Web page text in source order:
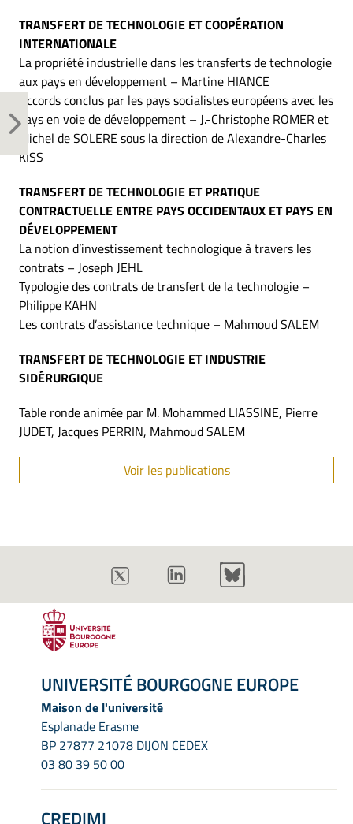
TRANSFERT DE TECHNOLOGIE ET COOPÉRATION
INTERNATIONALE
La propriété industrielle dans les transferts de technologie
aux pays en développement – Martine HIANCE
Accords conclus par les pays socialistes européens avec les
pays en voie de développement – J.-Christophe ROMER et
Michel de SOLERE sous la direction de Alexandre-Charles
KISS
TRANSFERT DE TECHNOLOGIE ET PRATIQUE
CONTRACTUELLE ENTRE PAYS OCCIDENTAUX ET PAYS EN
DÉVELOPPEMENT
La notion d’investissement technologique à travers les
contrats – Joseph JEHL
Typologie des contrats de transfert de la technologie –
Philippe KAHN
Les contrats d’assistance technique – Mahmoud SALEM
TRANSFERT DE TECHNOLOGIE ET INDUSTRIE
SIDÉRURGIQUE
Table ronde animée par M. Mohammed LIASSINE, Pierre
JUDET, Jacques PERRIN, Mahmoud SALEM
Voir les publications
UNIVERSITÉ BOURGOGNE EUROPE
Maison de l'université
Esplanade Erasme
BP 27877 21078 DIJON CEDEX
03 80 39 50 00
CREDIMI